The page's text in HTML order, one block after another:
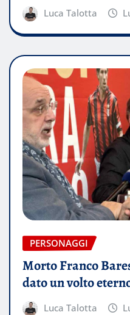
Luca Talotta
PERSONAGGI
Morto Franco
dato un volto
Luca Talotta